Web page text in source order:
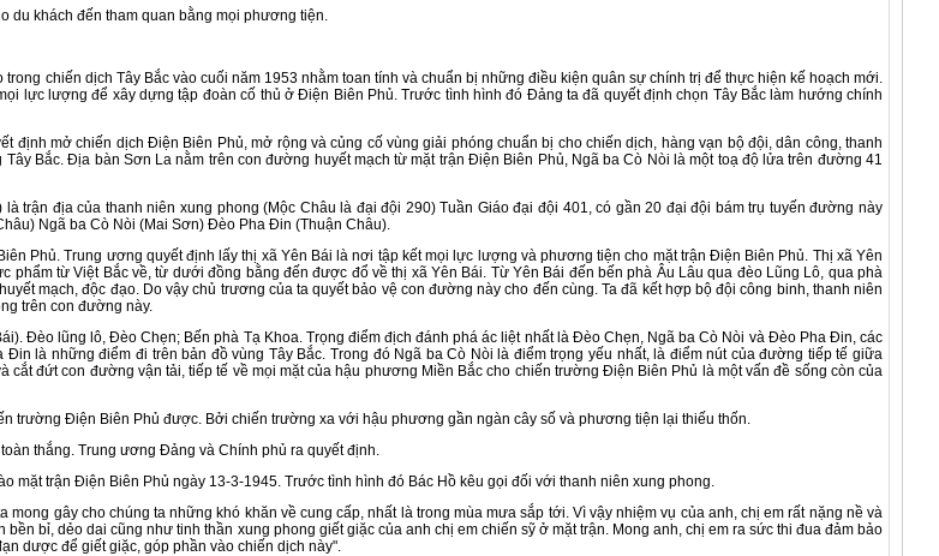
du khách đến tham quan bằng mọi phương tiện.
chiến dịch Tây Bắc vào cuối năm 1953 nhằm toan tính và chuẩn bị những điều kiện quân sự chính trị để thực hiện kế hoạch mới.
lực lượng để xây dựng tập đoàn cố thủ ở Điện Biên Phủ. Trước tình hình đó Đảng ta đã quyết định chọn Tây Bắc làm hướng chính
mở chiến dịch Điện Biên Phủ, mở rộng và củng cố vùng giải phóng chuẩn bị cho chiến dịch, hàng vạn bộ đội, dân công, thanh
Bắc. Địa bàn Sơn La nằm trên con đường huyết mạch từ mặt trận Điện Biên Phủ, Ngã ba Cò Nòi là một toạ độ lửa trên đường 41
địa của thanh niên xung phong (Mộc Châu là đại đội 290) Tuần Giáo đại đội 401, có gần 20 đại đội bám trụ tuyến đường này
Ngã ba Cò Nòi (Mai Sơn) Đèo Pha Đin (Thuận Châu).
Trung ương quyết định lấy thị xã Yên Bái là nơi tập kết mọi lực lượng và phương tiện cho mặt trận Điện Biên Phủ. Thị xã Yên
từ Việt Bắc về, từ dưới đồng bằng đến được đổ về thị xã Yên Bái. Từ Yên Bái đến bến phà Âu Lâu qua đèo Lũng Lô, qua phà
mạch, độc đạo. Do vậy chủ trương của ta quyết bảo vệ con đường này cho đến cùng. Ta đã kết hợp bộ đội công binh, thanh niên
trên con đường này.
lũng lô, Đèo Chẹn; Bến phà Tạ Khoa. Trọng điểm địch đánh phá ác liệt nhất là Đèo Chẹn, Ngã ba Cò Nòi và Đèo Pha Đin, các
là những điểm đi trên bản đồ vùng Tây Bắc. Trong đó Ngã ba Cò Nòi là điểm trọng yếu nhất, là điểm nút của đường tiếp tế giữa
đứt con đường vận tải, tiếp tế về mọi mặt của hậu phương Miền Bắc cho chiến trường Điện Biên Phủ là một vấn đề sống còn của
trường Điện Biên Phủ được. Bởi chiến trường xa với hậu phương gần ngàn cây số và phương tiện lại thiếu thốn.
thắng. Trung ương Đảng và Chính phủ ra quyết định.
mặt trận Điện Biên Phủ ngày 13-3-1945. Trước tình hình đó Bác Hồ kêu gọi đối với thanh niên xung phong.
gây cho chúng ta những khó khăn về cung cấp, nhất là trong mùa mưa sắp tới. Vì vậy nhiệm vụ của anh, chị em rất nặng nề và
bỉ, dẻo dai cũng như tinh thần xung phong giết giặc của anh chị em chiến sỹ ở mặt trận. Mong anh, chị em ra sức thi đua đảm bảo
dược để giết giặc, góp phần vào chiến dịch này".